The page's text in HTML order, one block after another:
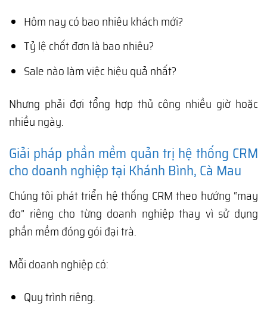
Hôm nay có bao nhiêu khách mới?
Tỷ lệ chốt đơn là bao nhiêu?
Sale nào làm việc hiệu quả nhất?
Nhưng phải đợi tổng hợp thủ công nhiều giờ hoặc
nhiều ngày.
Giải pháp phần mềm quản trị hệ thống CRM
cho doanh nghiệp tại Khánh Bình, Cà Mau
Chúng tôi phát triển hệ thống CRM theo hướng “may
đo” riêng cho từng doanh nghiệp thay vì sử dụng
phần mềm đóng gói đại trà.
Mỗi doanh nghiệp có:
Quy trình riêng.